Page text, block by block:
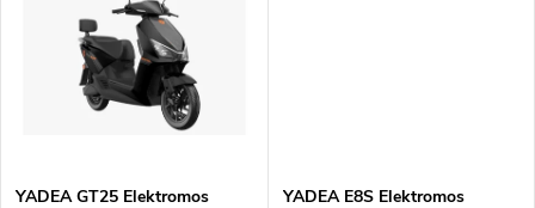
a
YADEA GT25 Elektromos
YADEA E8S Elektromos